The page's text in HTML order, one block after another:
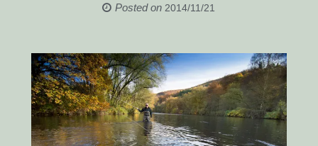
Posted on 2014/11/21